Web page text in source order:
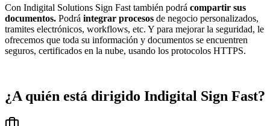
Con Indigital Solutions Sign Fast también podrá compartir sus
documentos. Podrá integrar procesos de negocio personalizados,
tramites electrónicos, workflows, etc. Y para mejorar la seguridad, le
ofrecemos que toda su información y documentos se encuentren
seguros, certificados en la nube, usando los protocolos HTTPS.
¿A quién está dirigido Indigital Sign Fast?